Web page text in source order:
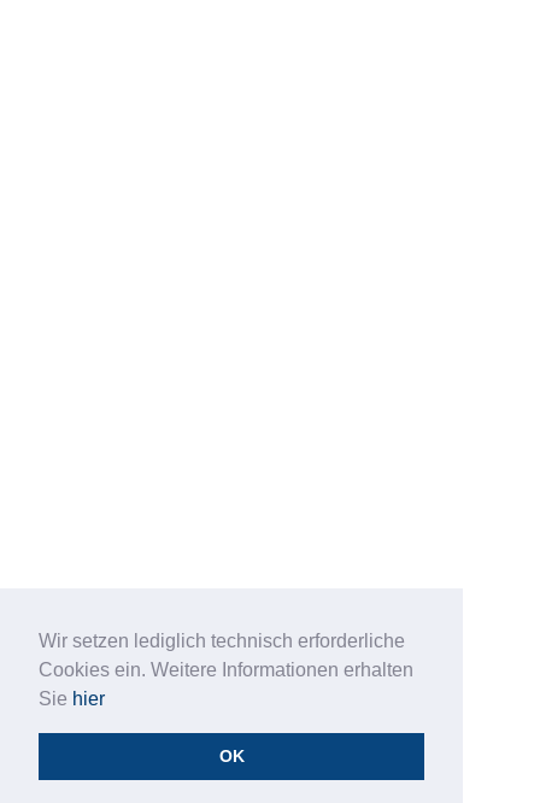
Wir setzen lediglich technisch erforderliche
Cookies ein. Weitere Informationen erhalten
Sie hier
OK